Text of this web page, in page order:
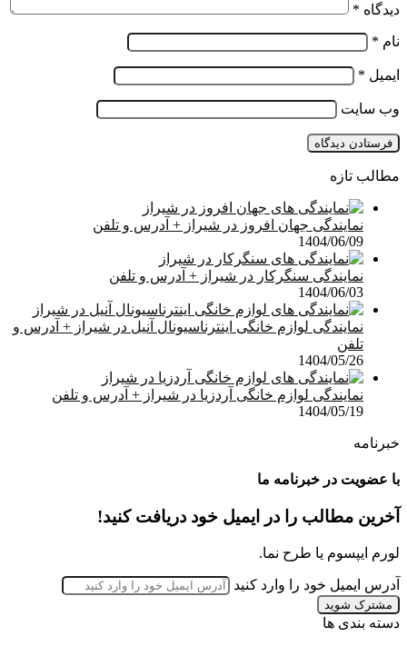
دیدگاه *
نام *
ایمیل *
وب‌ سایت
مطالب تازه
نمایندگی جهان افروز در شیراز + آدرس و تلفن
1404/06/09
نمایندگی سنگرکار در شیراز + آدرس و تلفن
1404/06/03
نمایندگی لوازم خانگی اینترناسیونال آنیل در شیراز + آدرس و
تلفن
1404/05/26
نمایندگی لوازم خانگی آردزیا در شیراز + آدرس و تلفن
1404/05/19
خبرنامه
با عضویت در خبرنامه ما
آخرین مطالب را در ایمیل خود دریافت کنید!
لورم ایپسوم یا طرح‌ نما.
آدرس ایمیل خود را وارد کنید
دسته بندی ها